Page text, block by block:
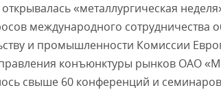
«металлургическая
международного сотрудничества
и промышленности Комиссии
конъюнктуры рынков ОАО
свыше 60 конференций и